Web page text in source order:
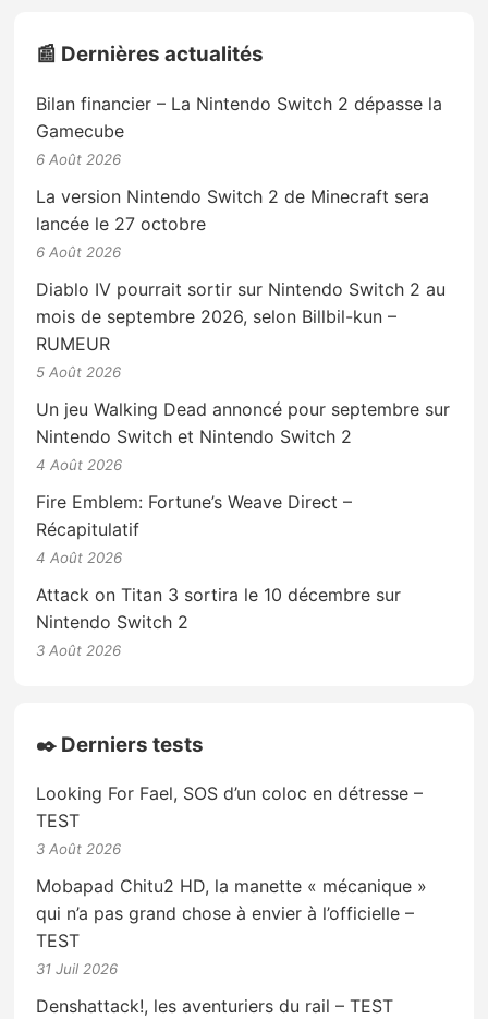
📰 Dernières actualités
Bilan financier – La Nintendo Switch 2 dépasse la
Gamecube
6 Août 2026
La version Nintendo Switch 2 de Minecraft sera
lancée le 27 octobre
6 Août 2026
Diablo IV pourrait sortir sur Nintendo Switch 2 au
mois de septembre 2026, selon Billbil-kun –
RUMEUR
5 Août 2026
Un jeu Walking Dead annoncé pour septembre sur
Nintendo Switch et Nintendo Switch 2
4 Août 2026
Fire Emblem: Fortune’s Weave Direct –
Récapitulatif
4 Août 2026
Attack on Titan 3 sortira le 10 décembre sur
Nintendo Switch 2
3 Août 2026
✒️ Derniers tests
Looking For Fael, SOS d’un coloc en détresse –
TEST
3 Août 2026
Mobapad Chitu2 HD, la manette « mécanique »
qui n’a pas grand chose à envier à l’officielle –
TEST
31 Juil 2026
Denshattack!, les aventuriers du rail – TEST